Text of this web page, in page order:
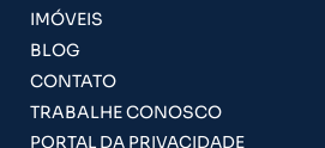
IMÓVEIS
BLOG
CONTATO
TRABALHE CONOSCO
PORTAL DA PRIVACIDADE